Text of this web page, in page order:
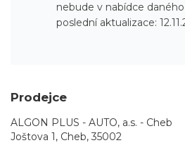
nebude v nabídce
poslední aktualizace:
Prodejce
ALGON PLUS - AUTO, a.s. - Cheb
Joštova 1, Cheb, 35002